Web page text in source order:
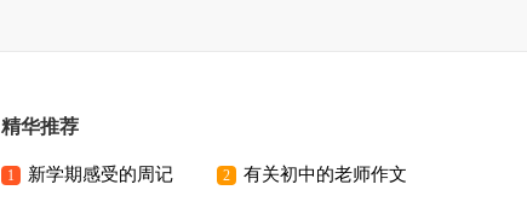
精华推荐
1 新学期感受的周记 2 有关初中的老师作文